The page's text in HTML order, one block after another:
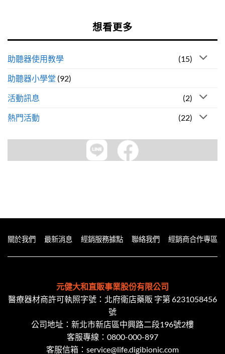
想看更多
助聽器使用教學 (15)
助聽器小學堂 (92)
活動訊息 (2)
熱門活動 (22)
關於我們 最新消息 經銷服務據點 聯絡我們 經銷商合作專區
元健大和直販事業股份有限公司
醫療器材商許可執照字號：北府衛店藥販 字第 6231058456
號
公司地址：新北市新店區中興路二段​196號2樓
客服專線： 0800-000-897
客服信箱： service@life.digibionic.com